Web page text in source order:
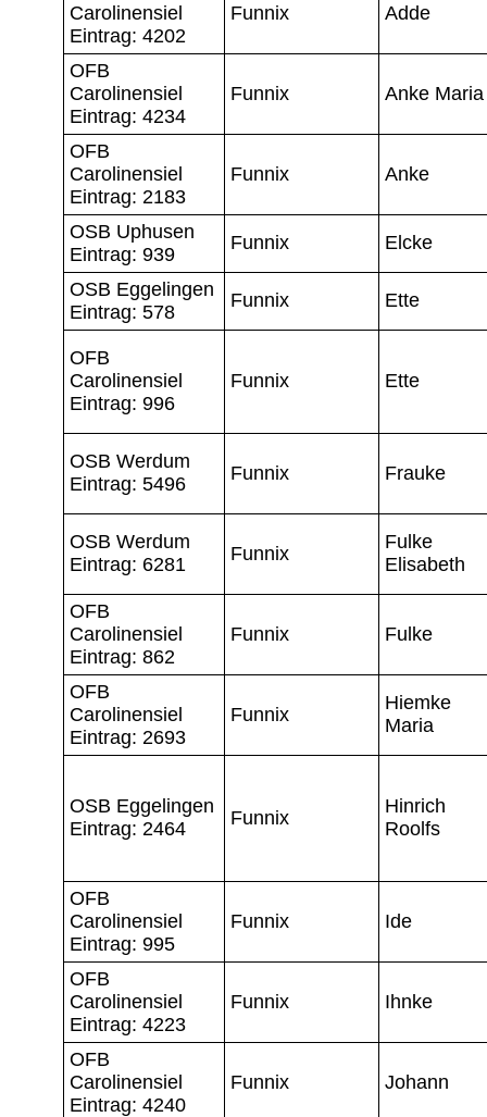
Carolinensiel
Eintrag: 4202
Funnix Adde
OFB
Carolinensiel
Eintrag: 4234
Funnix Anke Maria
OFB
Carolinensiel
Eintrag: 2183
Funnix Anke
OSB Uphusen
Eintrag: 939
Funnix Elcke
OSB Eggelingen
Eintrag: 578
Funnix Ette
OFB
Carolinensiel
Eintrag: 996
Funnix Ette
OSB Werdum
Eintrag: 5496
Funnix Frauke
OSB Werdum
Eintrag: 6281
Funnix
Fulke
Elisabeth
OFB
Carolinensiel
Eintrag: 862
Funnix Fulke
OFB
Carolinensiel
Eintrag: 2693
Funnix
Hiemke
Maria
OSB Eggelingen
Eintrag: 2464
Funnix
Hinrich
Roolfs
OFB
Carolinensiel
Eintrag: 995
Funnix Ide
OFB
Carolinensiel
Eintrag: 4223
Funnix Ihnke
OFB
Carolinensiel
Eintrag: 4240
Funnix Johann